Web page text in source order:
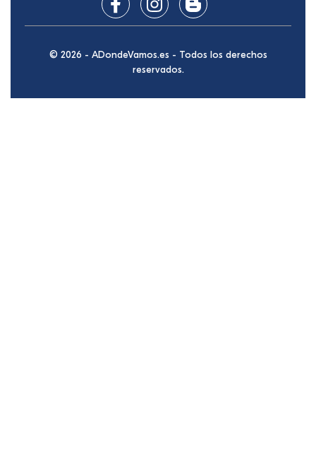
© 2026 - ADondeVamos.es - Todos los derechos
reservados.